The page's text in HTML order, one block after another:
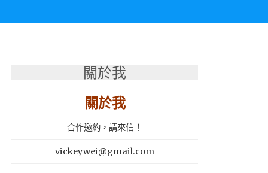
關於我
關於我
合作邀約，請來信！
vickeywei@gmail.com